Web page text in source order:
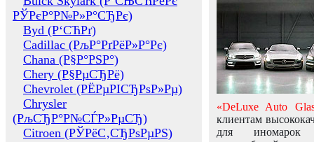
РЎРєР°Р№Р»Р°СЂРє)
Byd (Р‘СЋРґ)
Cadillac (РљР°РґРёР»Р°Рє)
Chana (Р§Р°РЅР°)
Chery (Р§РµСЂРё)
Chevrolet (РЁРµРІСЂРѕР»Рµ)
Chrysler
(РљСЂР°Р№СЃР»РµСЂ)
Citroen (РЎРёС‚СЂРѕРµРЅ)
«DeLuxe Auto
клиентам
для иномарок